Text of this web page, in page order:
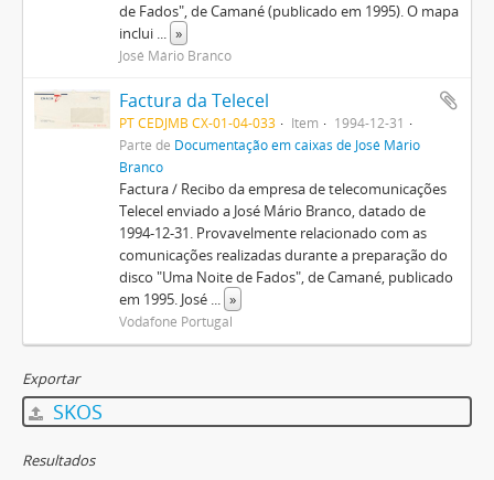
de Fados", de Camané (publicado em 1995). O mapa
inclui ... »
José Mário Branco
Factura da Telecel
PT CEDJMB CX-01-04-033 Item
1994-12-31
Parte de Documentação em caixas de José Mário
Branco
Factura / Recibo da empresa de telecomunicações
Telecel enviado a José Mário Branco, datado de
1994-12-31. Provavelmente relacionado com as
comunicações realizadas durante a preparação do
disco "Uma Noite de Fados", de Camané, publicado
em 1995. José ... »
Vodafone Portugal
Exportar
SKOS
Resultados